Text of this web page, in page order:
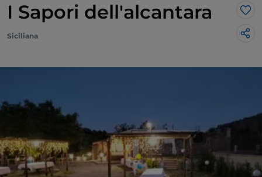
I Sapori dell'alcantara
Siciliana